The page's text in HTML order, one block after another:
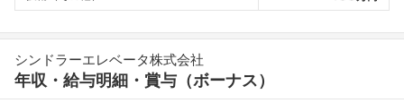
シンドラーエレベータ株式会社
年収・給与明細・賞与（ボーナス）